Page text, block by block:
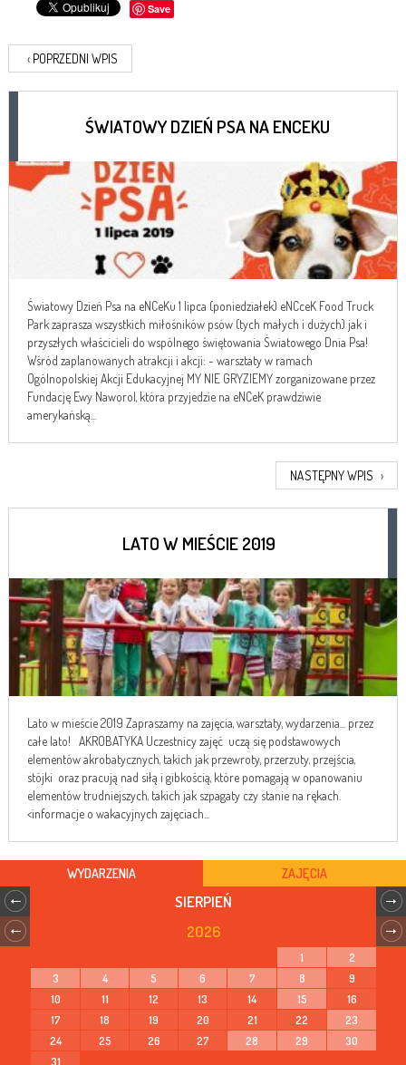
Save
‹ POPRZEDNI WPIS
ŚWIATOWY DZIEŃ PSA NA ENCEKU
Światowy Dzień Psa na eNCeKu 1 lipca (poniedziałek) eNCceK Food Truck
Park zaprasza wszystkich miłośników psów (tych małych i dużych) jak i
przyszłych właścicieli do wspólnego świętowania Światowego Dnia Psa!
Wśród zaplanowanych atrakcji i akcji: - warsztaty w ramach
Ogólnopolskiej Akcji Edukacyjnej MY NIE GRYZIEMY zorganizowane przez
Fundację Ewy Naworol, która przyjedzie na eNCeK prawdziwie
amerykańską...
NASTĘPNY WPIS ›
LATO W MIEŚCIE 2019
Lato w mieście 2019 Zapraszamy na zajęcia, warsztaty, wydarzenia... przez
całe lato! AKROBATYKA Uczestnicy zajęć uczą się podstawowych
elementów akrobatycznych, takich jak przewroty, przerzuty, przejścia,
stójki oraz pracują nad siłą i gibkością, które pomagają w opanowaniu
elementów trudniejszych, takich jak szpagaty czy stanie na rękach.
<informacje o wakacyjnych zajęciach...
WYDARZENIA ZAJĘCIA
SIERPIEŃ
2026
1
2
3
4 5 6 7 8
9
10
11 12 13 14 15
16
17
18 19 20 21 22
23
24
25 26 27 28 29
30
31